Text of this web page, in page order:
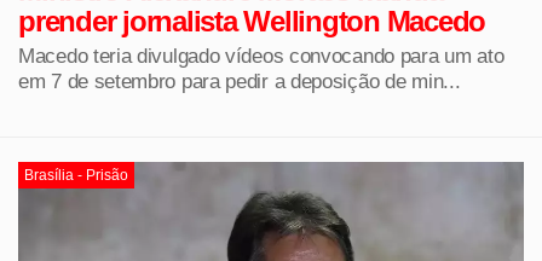
prender jornalista Wellington Macedo
Macedo teria divulgado vídeos convocando para um ato
em 7 de setembro para pedir a deposição de min...
Brasília - Prisão